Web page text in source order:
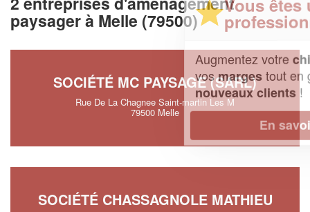
paysager à Melle (79500)
SOCIÉTÉ MC PAYSAGE (SARL)
Rue De La Chagnee Saint-martin Les M
79500 Melle
SOCIÉTÉ CHASSAGNOLE MATHIEU
professionnel ?
chiffre d'affaireset
vosmargestout en gagnant de
nouveaux clients!